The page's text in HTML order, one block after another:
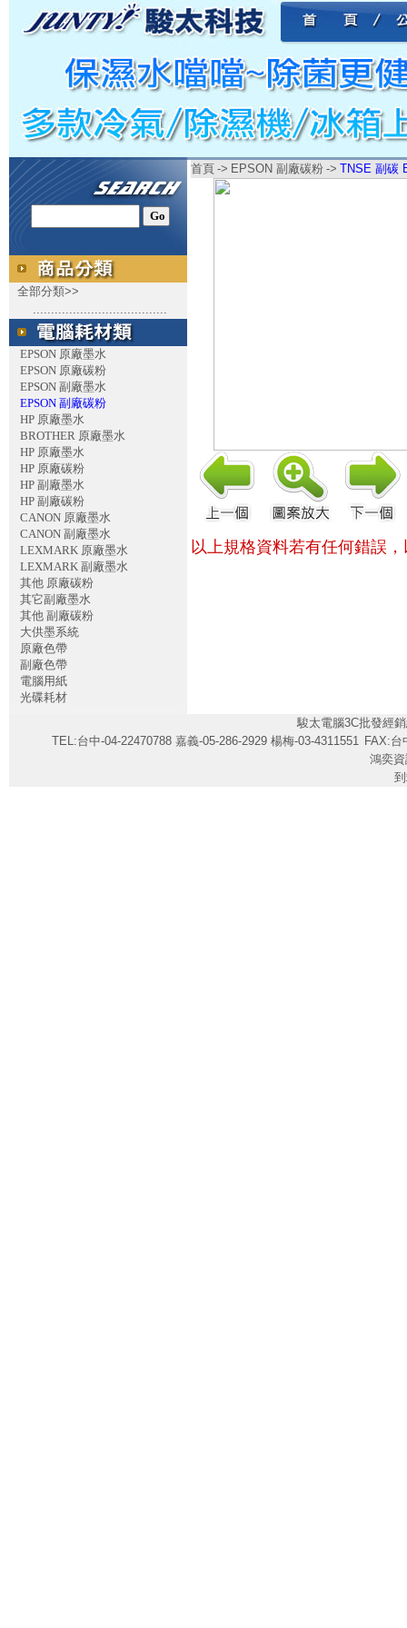
全部分類>>
.....................................
EPSON 原廠墨水
EPSON 原廠碳粉
EPSON 副廠墨水
EPSON 副廠碳粉
HP 原廠墨水
BROTHER 原廠墨水
HP 原廠墨水
HP 原廠碳粉
HP 副廠墨水
HP 副廠碳粉
CANON 原廠墨水
CANON 副廠墨水
LEXMARK 原廠墨水
LEXMARK 副廠墨水
其他 原廠碳粉
其它副廠墨水
其他 副廠碳粉
大供墨系統
原廠色帶
副廠色帶
電腦用紙
光碟耗材
首頁 -> EPSON 副廠碳粉 -> TNSE 副碳
以上規格資料若有任何錯誤
駿太電腦3C批發經
TEL:台中-04-22470788 嘉義-05-286-2929 楊梅-03-4311551 FAX:台
鴻奕